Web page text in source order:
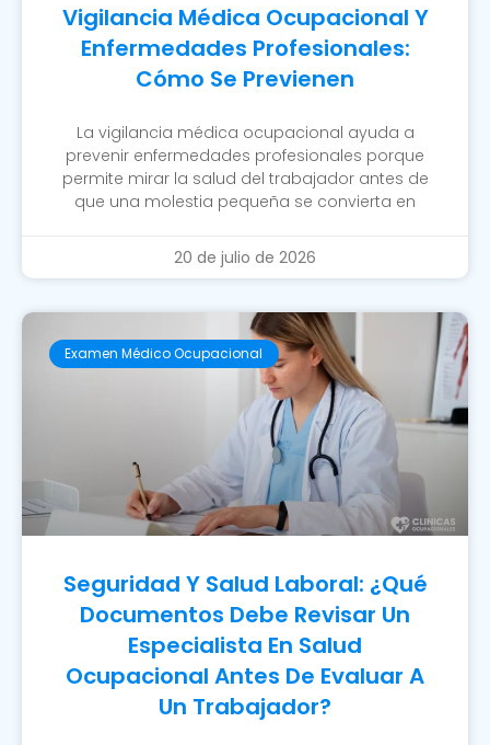
Vigilancia Médica Ocupacional Y
Enfermedades Profesionales:
Cómo Se Previenen
La vigilancia médica ocupacional ayuda a
prevenir enfermedades profesionales porque
permite mirar la salud del trabajador antes de
que una molestia pequeña se convierta en
20 de julio de 2026
Examen Médico Ocupacional
Seguridad Y Salud Laboral: ¿Qué
Documentos Debe Revisar Un
Especialista En Salud
Ocupacional Antes De Evaluar A
Un Trabajador?